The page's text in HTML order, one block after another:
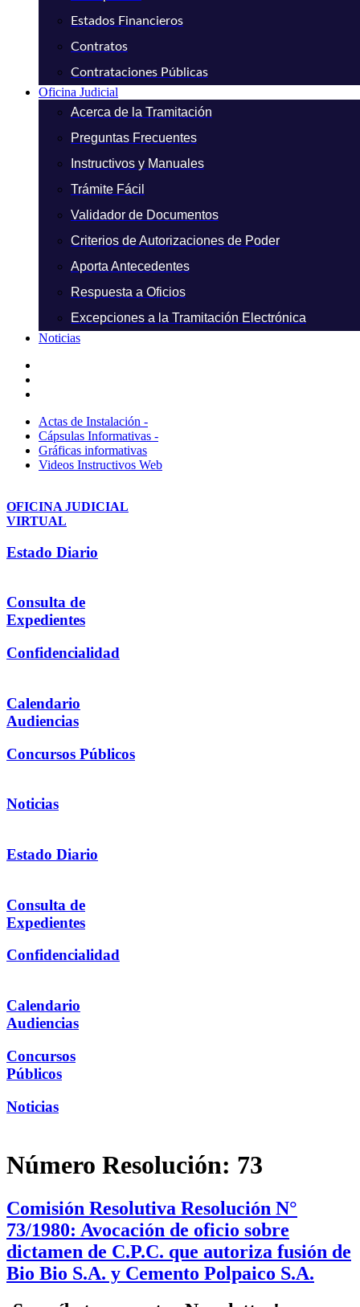
Estados Financieros
Contratos
Contrataciones Públicas
Oficina Judicial
Acerca de la Tramitación
Preguntas Frecuentes
Instructivos y Manuales
Trámite Fácil
Validador de Documentos
Criterios de Autorizaciones de Poder
Aporta Antecedentes
Respuesta a Oficios
Excepciones a la Tramitación Electrónica
Noticias
Actas de Instalación -
Cápsulas Informativas -
Gráficas informativas
Videos Instructivos Web
OFICINA JUDICIAL
VIRTUAL
Estado Diario
Consulta de
Expedientes
Confidencialidad
Calendario
Audiencias
Concursos Públicos
Noticias
Estado Diario
Consulta de
Expedientes
Confidencialidad
Calendario
Audiencias
Concursos
Públicos
Noticias
Número Resolución: 73
Comisión Resolutiva Resolución N°
73/1980: Avocación de oficio sobre
dictamen de C.P.C. que autoriza fusión de
Bio Bio S.A. y Cemento Polpaico S.A.